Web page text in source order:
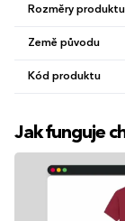
Rozměry produktu
Země původu
Kód produktu
Jak funguje